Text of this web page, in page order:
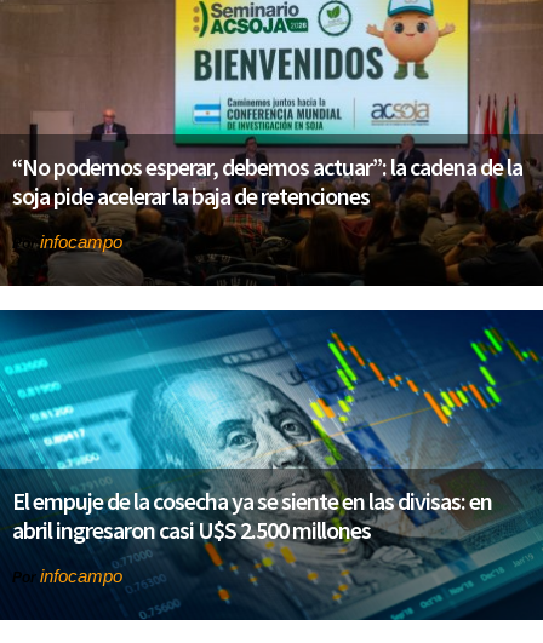
“No podemos esperar, debemos actuar”: la cadena de la
soja pide acelerar la baja de retenciones
Porinfocampo
El empuje de la cosecha ya se siente en las divisas: en
abril ingresaron casi U$S 2.500 millones
Por infocampo